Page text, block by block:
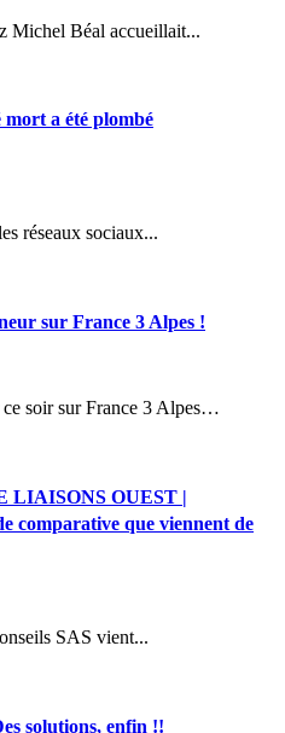
Michel Béal accueillait...
a été plombé
réseaux sociaux...
sur France 3 Alpes !
ce soir sur France 3 Alpes…
LIAISONS OUEST |
comparative que viennent de
SAS vient...
solutions, enfin !!